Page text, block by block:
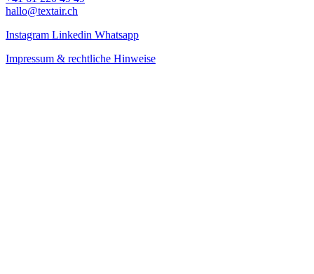
hallo@textair.ch
Instagram Linkedin Whatsapp
Impressum & rechtliche Hinweise